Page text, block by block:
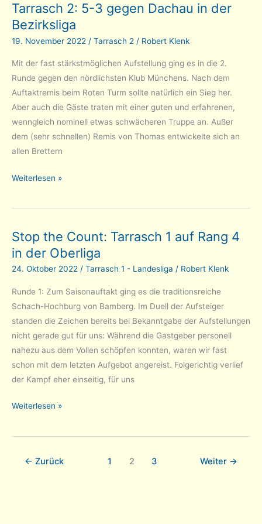
Brot
am
Faschingssonntag
Tarrasch 2: 5-3 gegen Dachau in der
Bezirksliga
19. November 2022 / Tarrasch 2 / Robert Klenk
Mit der fast stärkstmöglichen Aufstellung ging es in die 2.
Runde gegen den nördlichsten Klub Münchens. Nach dem
Auftaktremis beim Roten Turm sollte natürlich ein Sieg her.
Aber auch die Gäste traten mit einer guten und erfahrenen,
wenngleich nominell etwas schwächeren Truppe an. Außer
dem (sehr schnellen) Remis von Thomas entwickelte sich an
allen Brettern
Tarrasch
5-
gegen
Dachau
in
Bezirksliga
Weiterlesen »
Stop the Count: Tarrasch 1 auf Rang 4
in der Oberliga
24. Oktober 2022 / Tarrasch 1 - Landesliga / Robert Klenk
Runde 1: Zum Saisonauftakt ging es die traditionsreiche
Schach-Hochburg von Bamberg. Im Duell der Aufsteiger
standen die Zeichen bereits bei Bekanntgabe der Aufstellungen
nicht gerade gut für uns: Während die Gastgeber personell
nahezu aus dem Vollen schöpfen konnten, waren wir fast
schon mit dem letzten Aufgebot angereist. Folgerichtig verlief
der Kampf eher einseitig, für uns
Stop
Count:
Weiterlesen »
← Zurück 1 2 3 Weiter →